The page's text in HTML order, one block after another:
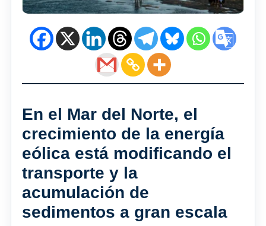
En el Mar del Norte, el
crecimiento de la energía
eólica está modificando el
transporte y la
acumulación de
sedimentos a gran escala